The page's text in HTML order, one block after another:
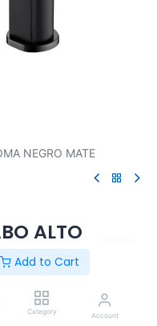
Add to Cart
Category Account
NEGRO MATE
ALTO
y latiguillos (flexos)